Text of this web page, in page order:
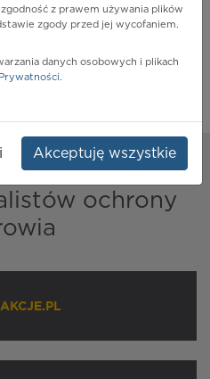
ochrony
z prawem używania plików
zgody przed jej wycofaniem.
danych osobowych i plikach
.
Akceptuję wszystkie